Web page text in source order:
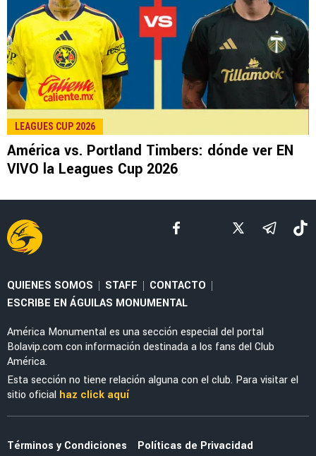
LEE TAMBIÉN
MERCADO
América ya le puso precio a Brian Rodríguez
ante el interés de clubes brasileños